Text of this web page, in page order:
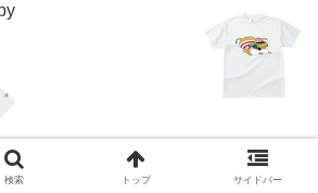
検索 トップ サイドバー